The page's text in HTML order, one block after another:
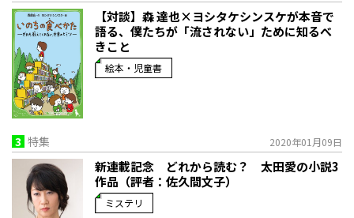
【対談】森 達也×ヨシタケシンスケが本音で
語る、僕たちが「流されない」ために知るべ
きこと
絵本・児童書
3 特集 2020年01月09日
新連載記念 どれから読む？ 太田愛の小説3
作品（評者：佐久間文子）
ミステリ